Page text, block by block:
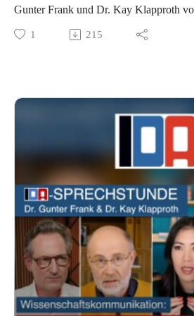
Impfungen haben? Muss man alles
„Schulmedizin“ empfiehlt – oder alles
raten? Gunter Frank und Kay Klapproth
www.ida-hd.de
Gunter Frank und Dr. Kay Klapproth
In der heutigen Folge der IDA-
Mediziner Dr. Gunter Frank und der
Datenchaos und Verschwendung
Geburtenrückgang nach
Schwangerschaften traten bei geimpften
seltener auf als bei ungeimpften.
Impfungen die Fruchtbarkeit?
Todeszahlen nach der Impfung.
zeigen: Die Nicht-COVID-
mehreren Altersgruppen teils deutlich
damit keine Kausalität belegt ist, wirft
Fragen auf – und verlangt nach einer
Aufklärung.
1 215